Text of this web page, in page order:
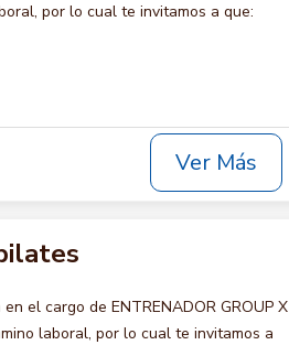
por lo cual te invitamos a que:
Ver Más
el cargo de ENTRENADOR GROUP X
laboral, por lo cual te invitamos a